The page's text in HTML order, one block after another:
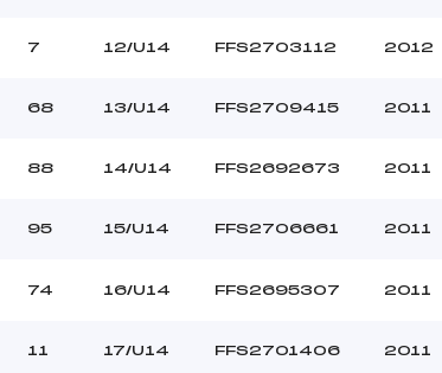
7 12/U14 FFS2703112 2012
68 13/U14 FFS2709415 2011
88 14/U14 FFS2692673 2011
95 15/U14 FFS2706661 2011
74 16/U14 FFS2695307 2011
11 17/U14 FFS2701406 2011